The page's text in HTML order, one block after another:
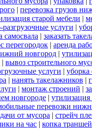
| перевозка грузов
старой мебели |
разгрузочные услуги |
самосвала | заказать
перегородок | аренда
новгород |
| вывоз строительного
услуги | уборка
| нанять такелажников |
| монтаж строений |
новгороде |
перевозки
от мусора | стрейч
на час | копка траншей